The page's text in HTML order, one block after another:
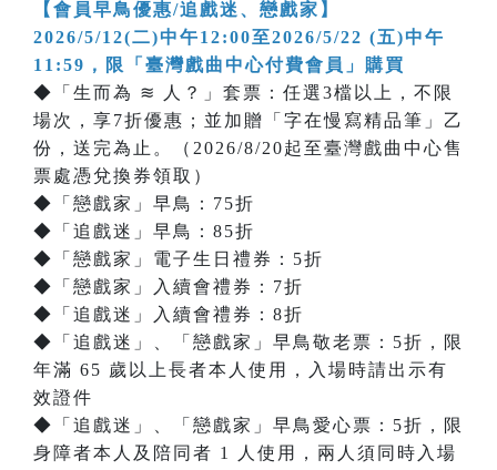
【會員早鳥優惠/追戲迷、戀戲家】
2026/5/12(二)中午12:00至2026/5/22 (五)中午
11:59，限「臺灣戲曲中心付費會員」購買
◆「生而為 ≋ 人？」套票：任選3檔以上，不限
場次，享7折優惠；並加贈「字在慢寫精品筆」乙
份，送完為止。（2026/8/20起至臺灣戲曲中心售
票處憑兌換券領取）
◆「戀戲家」早鳥：75折
◆「追戲迷」早鳥：85折
◆「戀戲家」電子生日禮券：5折
◆「戀戲家」入續會禮券：7折
◆「追戲迷」入續會禮券：8折
◆「追戲迷」、「戀戲家」早鳥敬老票：5折，限
年滿 65 歲以上長者本人使用，入場時請出示有
效證件
◆「追戲迷」、「戀戲家」早鳥愛心票：5折，限
身障者本人及陪同者 1 人使用，兩人須同時入場